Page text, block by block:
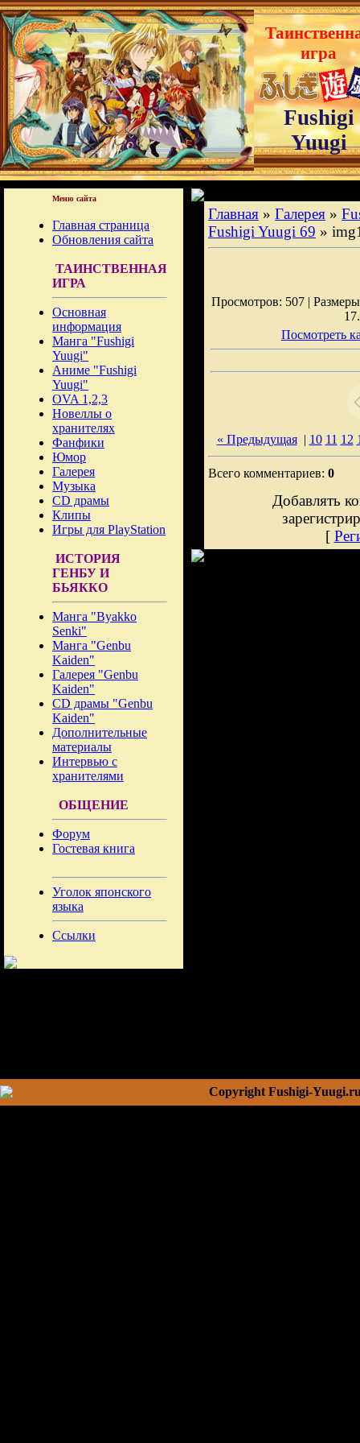
игра
Fushigi
Yuugi
Меню сайта
Главная страница
Обновления сайта
ТАИНСТВЕННАЯ
ИГРА
Основная
информация
Манга "Fushigi
Yuugi"
Аниме "Fushigi
Yuugi"
OVA 1,2,3
Новеллы о
хранителях
Фанфики
Юмор
Галерея
Музыка
CD драмы
Клипы
Игры для PlayStation
ИСТОРИЯ
ГЕНБУ И
БЬЯККО
Манга "Byakko
Senki"
Манга "Genbu
Kaiden"
Галерея "Genbu
Kaiden"
CD драмы "Genbu
Kaiden"
Дополнительные
материалы
Интервью с
хранителями
ОБЩЕНИЕ
Форум
Гостевая книга
Уголок японского
языка
Ссылки
Главная » Галерея »
Fushigi Yuugi 69 »
Просмотров: 507 |
Посмотреть
« Предыдущая| 10 11 12
Всего комментариев: 0
Добавлять
[
Copyright Fushigi-